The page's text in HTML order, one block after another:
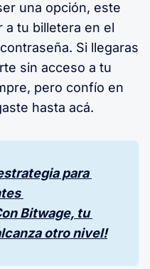
una opción, este
a tu billetera en el
Si llegaras
sin acceso a tu
pero confío en
hasta acá.
para
Bitwage, tu
otro nivel!